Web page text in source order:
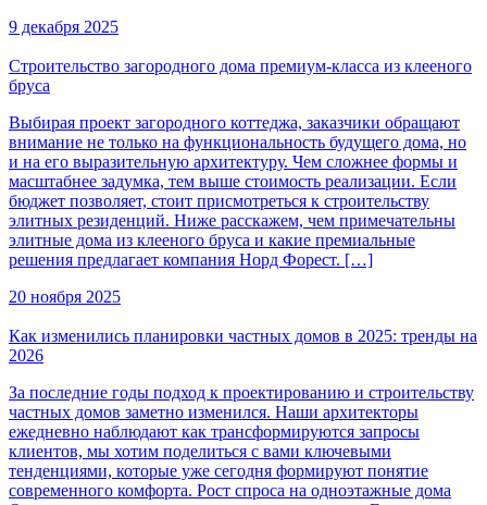
9 декабря 2025
Строительство загородного дома премиум-класса из клееного
бруса
Выбирая проект загородного коттеджа, заказчики обращают
внимание не только на функциональность будущего дома, но
и на его выразительную архитектуру. Чем сложнее формы и
масштабнее задумка, тем выше стоимость реализации. Если
бюджет позволяет, стоит присмотреться к строительству
элитных резиденций. Ниже расскажем, чем примечательны
элитные дома из клееного бруса и какие премиальные
решения предлагает компания Норд Форест. […]
20 ноября 2025
Как изменились планировки частных домов в 2025: тренды на
2026
За последние годы подход к проектированию и строительству
частных домов заметно изменился. Наши архитекторы
ежедневно наблюдают как трансформируются запросы
клиентов, мы хотим поделиться с вами ключевыми
тенденциями, которые уже сегодня формируют понятие
современного комфорта. Рост спроса на одноэтажные дома